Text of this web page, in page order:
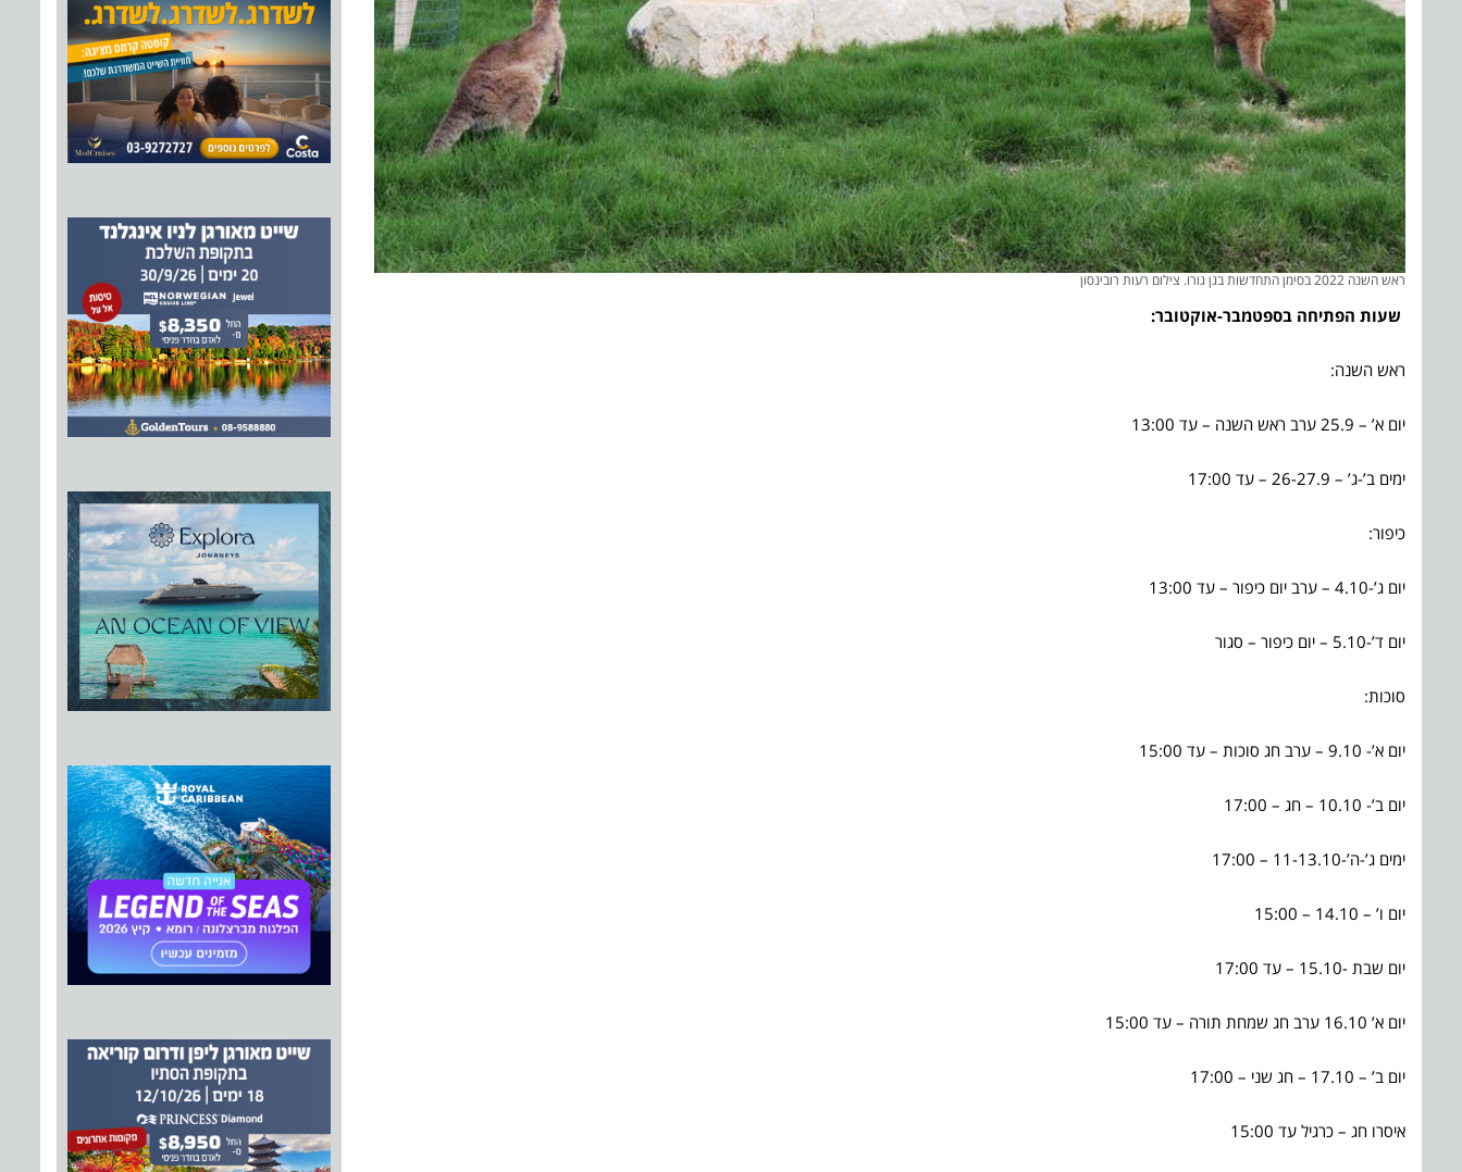
ראש השנה 2022 בסימן התחדשות בגן גורו. צילום רעות רובינסון
שעות הפתיחה בספטמבר-אוקטובר:
ראש השנה:
יום א’ – 25.9 ערב ראש השנה – עד 13:00
ימים ב’-ג’ – 26-27.9 – עד 17:00
כיפור:
יום ג’-4.10 – ערב יום כיפור – עד 13:00
יום ד’-5.10 – יום כיפור – סגור
סוכות:
יום א’- 9.10 – ערב חג סוכות – עד 15:00
יום ב’- 10.10 – חג – 17:00
ימים ג’-ה’-11-13.10 – 17:00
יום ו’ – 14.10 – 15:00
יום שבת -15.10 – עד 17:00
יום א’ 16.10 ערב חג שמחת תורה – עד 15:00
יום ב’ – 17.10 – חג שני – 17:00
איסרו חג – כרגיל עד 15:00